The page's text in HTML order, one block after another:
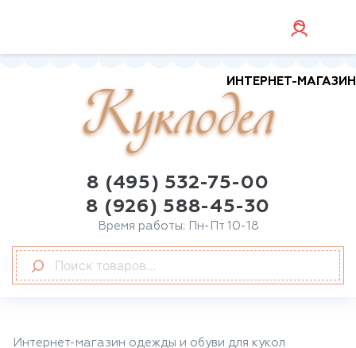
ИНТЕРНЕТ-МАГАЗИН
Куклодел
8 (495) 532-75-00
8 (926) 588-45-30
Время работы: Пн-Пт 10-18
Интернет-магазин одежды и обуви для кукол